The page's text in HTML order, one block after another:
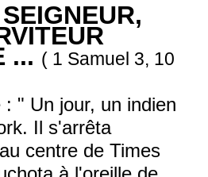
... ( 1 Samuel 3, 10
: " Un jour, un indien
Il s'arrêta
centre de Times